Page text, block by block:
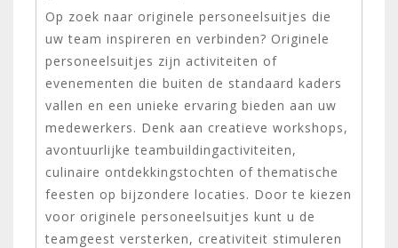
Op zoek naar originele personeelsuitjes die
uw team inspireren en verbinden? Originele
personeelsuitjes zijn activiteiten of
evenementen die buiten de standaard kaders
vallen en een unieke ervaring bieden aan uw
medewerkers. Denk aan creatieve workshops,
avontuurlijke teambuildingactiviteiten,
culinaire ontdekkingstochten of thematische
feesten op bijzondere locaties. Door te kiezen
voor originele personeelsuitjes kunt u de
teamgeest versterken, creativiteit stimuleren